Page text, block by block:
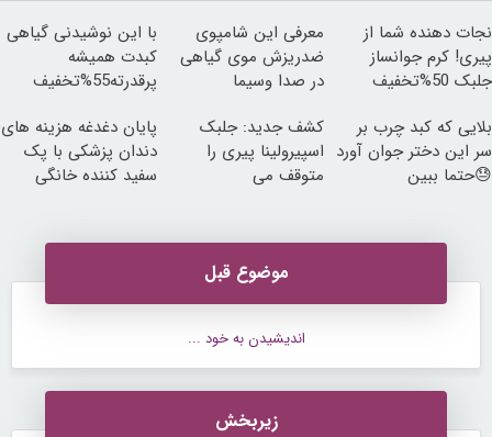
نجات دهنده شما از
پیری! کرم جوانساز
جلبک 50%تخفیف
معرفی این شامپوی
ضدریزش موی گیاهی
در صدا وسیما
با این نوشیدنی گیاهی
کبدت همیشه
پرقدرته55%تخفیف
بلایی که کبد چرب بر
سر این دختر جوان آورد
😓حتما ببین
کشف جدید: جلبک
اسپیرولینا پیری را
متوقف می
پایان دغدغه هزینه های
دندان پزشکی با پک
سفید کننده خانگی
موضوع قبل
اندیشیدن به خود ...
زیربخش